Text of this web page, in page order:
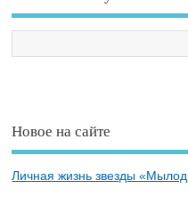
Новое на сайте
Личная жизнь звезды